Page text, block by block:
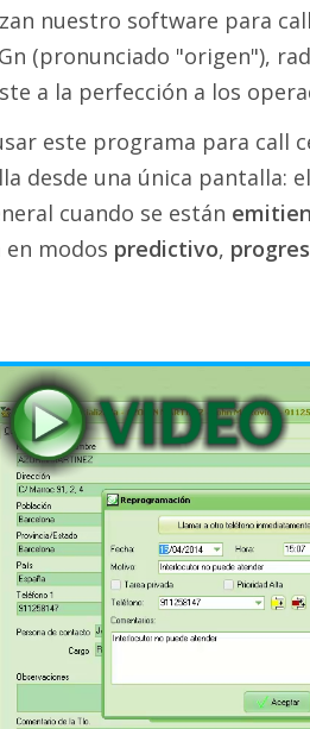
nuestro software para
(pronunciado "origen"),
a la perfección a los
este programa para
desde una única pantalla:
cuando se están
en modos predictivo,